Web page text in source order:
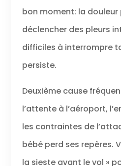
bon moment: la
déclencher des pleurs
difficiles à interrompre
persiste.
Deuxième cause
l’attente à l’aéroport,
les contraintes de
bébé perd ses repères.
la sieste avant le vol »